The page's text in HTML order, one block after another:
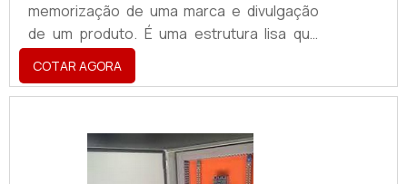
memorização de uma marca e divulgação
de um produto. É uma estrutura lisa que
pode ser personalizada de acordo com a
necessidade (tanto na frente como
também na parte de trás), normalmente
causar impacto de forma espontânea.Ele é
uma das maneiras mais efetivas de chegar
COTAR AGORA